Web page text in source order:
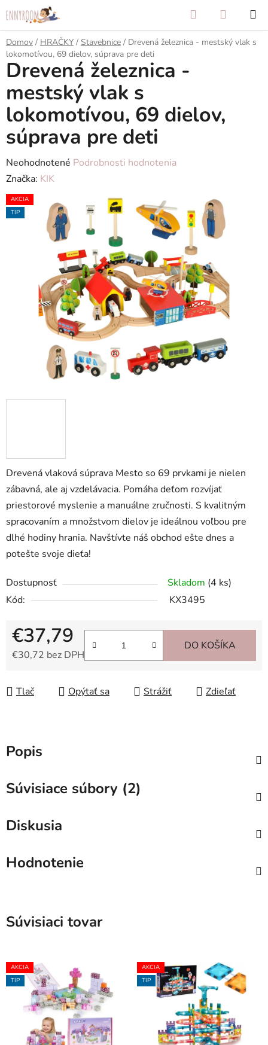
na
obsah
Hľadať
KOŠÍK
Domov / HRAČKY / Stavebnice / Drevená železnica - mestský vlak s
lokomotívou, 69 dielov, súprava pre deti
Drevená vlaková súprava Mesto so 69 prvkami je nielen
zábavná, ale aj vzdelávacia. Pomáha deťom rozvíjať
priestorové myslenie a manuálne zručnosti. S kvalitným
spracovaním a množstvom dielov je ideálnou voľbou pre
dlhé hodiny hrania. Navštívte náš obchod ešte dnes a
potešte svoje dieťa!
Dostupnosť Skladom (4 ks)
Kód:
KX3495
€37,79
€30,72 bez DPH
DO KOŠÍKA
Tlač Opýtať sa Strážiť Zdieľať
Drevená železnica -
mestský vlak s
lokomotívou, 69 dielov,
súprava pre deti
Priemerné
hodnotenie
produktu
je
hviezdičiek.
Neohodnotené Podrobnosti hodnotenia
Značka: KIK
AKCIA
TIP
Popis
Súvisiace súbory (2)
Diskusia
Hodnotenie
Súvisiaci tovar
AKCIA
TIP
AKCIA
TIP